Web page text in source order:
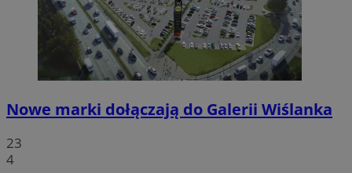
Nowe marki dołączają do Galerii Wiślanka
23
4